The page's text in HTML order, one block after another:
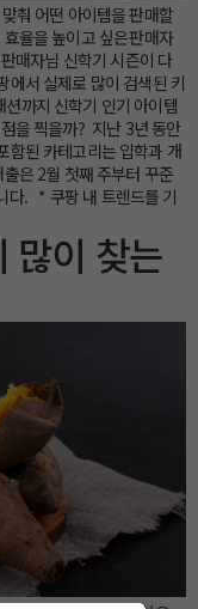
춰 어떤 아이템을 판매할
율을 높이고 싶은 판매자
매자님 신학기 시즌이 다
에서 실제로 많이 검색된 키
까지 신학기 인기 아이템
을 찍을까? 지난 3년 동안
함된 카테고리는 입학과 개
은 2월 첫째 주부터 꾸준
다. * 쿠팡 내 트렌드를 기
많이 찾는